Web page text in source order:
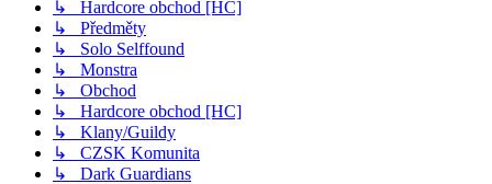
↳ Hardcore obchod [HC]
↳ Předměty
↳ Solo Selffound
↳ Monstra
↳ Obchod
↳ Hardcore obchod [HC]
↳ Klany/Guildy
↳ CZSK Komunita
↳ Dark Guardians